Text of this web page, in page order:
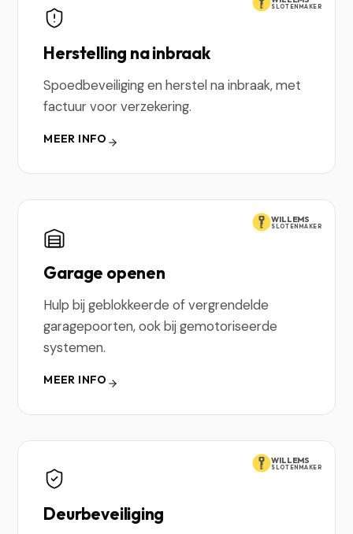
SLOTENMAKER
Herstelling na inbraak
Spoedbeveiliging en herstel na inbraak, met
factuur voor verzekering.
MEER INFO
WILLEMS
SLOTENMAKER
Garage openen
Hulp bij geblokkeerde of vergrendelde
garagepoorten, ook bij gemotoriseerde
systemen.
MEER INFO
WILLEMS
SLOTENMAKER
Deurbeveiliging